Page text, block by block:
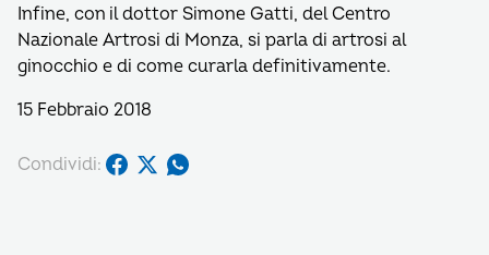
Infine, con il dottor Simone Gatti, del Centro
Nazionale Artrosi di Monza, si parla di artrosi al
ginocchio e di come curarla definitivamente.
15 Febbraio 2018
Condividi: